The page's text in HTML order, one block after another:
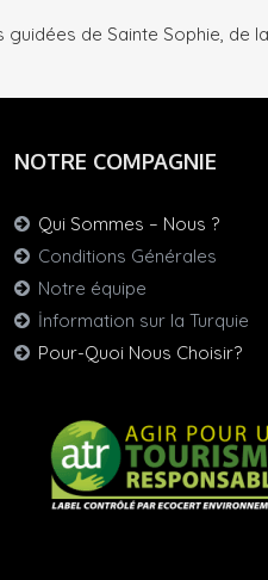
de Sainte Sophie,
NOTRE COMPAGNIE
Qui Sommes – Nous ?
Conditions Générales
Notre équipe
İnformation sur la Turquie
Pour-Quoi Nous Choisir?